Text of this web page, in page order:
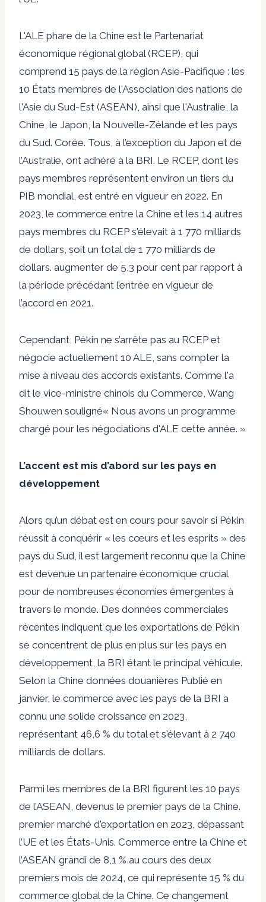
L'ALE phare de la Chine est le Partenariat
économique régional global (RCEP), qui
comprend 15 pays de la région Asie-Pacifique : les
10 États membres de l'Association des nations de
l'Asie du Sud-Est (ASEAN), ainsi que l'Australie, la
Chine, le Japon, la Nouvelle-Zélande et les pays
du Sud. Corée. Tous, à l’exception du Japon et de
l’Australie, ont adhéré à la BRI. Le RCEP, dont les
pays membres représentent environ un tiers du
PIB mondial, est entré en vigueur en 2022. En
2023, le commerce entre la Chine et les 14 autres
pays membres du RCEP s'élevait à 1 770 milliards
de dollars, soit un total de 1 770 milliards de
dollars. augmenter de 5,3 pour cent par rapport à
la période précédant l’entrée en vigueur de
l’accord en 2021.
Cependant, Pékin ne s’arrête pas au RCEP et
négocie actuellement 10 ALE, sans compter la
mise à niveau des accords existants. Comme l'a
dit le vice-ministre chinois du Commerce, Wang
Shouwen souligné« Nous avons un programme
chargé pour les négociations d'ALE cette année. »
L’accent est mis d’abord sur les pays en
développement
Alors qu’un débat est en cours pour savoir si Pékin
réussit à conquérir « les cœurs et les esprits » des
pays du Sud, il est largement reconnu que la Chine
est devenue un partenaire économique crucial
pour de nombreuses économies émergentes à
travers le monde. Des données commerciales
récentes indiquent que les exportations de Pékin
se concentrent de plus en plus sur les pays en
développement, la BRI étant le principal véhicule.
Selon la Chine données douanières Publié en
janvier, le commerce avec les pays de la BRI a
connu une solide croissance en 2023,
représentant 46,6 % du total et s'élevant à 2 740
milliards de dollars.
Parmi les membres de la BRI figurent les 10 pays
de l’ASEAN, devenus le premier pays de la Chine.
premier marché d'exportation en 2023, dépassant
l’UE et les États-Unis. Commerce entre la Chine et
l’ASEAN grandi de 8,1 % au cours des deux
premiers mois de 2024, ce qui représente 15 % du
commerce global de la Chine. Ce changement